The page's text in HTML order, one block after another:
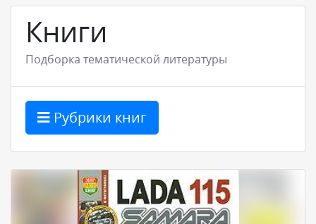
Добавить товар или услугу
Книги
Подборка тематической литературы
Рубрики книг